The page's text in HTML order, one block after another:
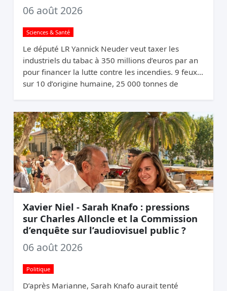
06 août 2026
Sciences & Santé
Le député LR Yannick Neuder veut taxer les
industriels du tabac à 350 millions d’euros par an
pour financer la lutte contre les incendies. 9 feux
sur 10 d’origine humaine, 25 000 tonnes de
Xavier Niel - Sarah Knafo : pressions
sur Charles Alloncle et la Commission
d’enquête sur l’audiovisuel public ?
06 août 2026
Politique
D’après Marianne, Sarah Knafo aurait tenté